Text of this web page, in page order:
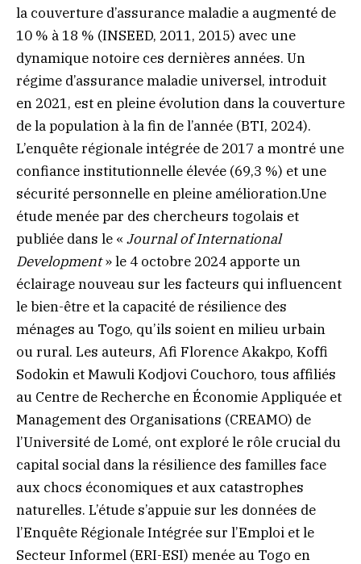
la couverture d’assurance maladie a augmenté de
10 % à 18 % (INSEED, 2011, 2015) avec une
dynamique notoire ces dernières années. Un
régime d’assurance maladie universel, introduit
en 2021, est en pleine évolution dans la couverture
de la population à la fin de l’année (BTI, 2024).
L’enquête régionale intégrée de 2017 a montré une
confiance institutionnelle élevée (69,3 %) et une
sécurité personnelle en pleine amélioration.Une
étude menée par des chercheurs togolais et
publiée dans le « Journal of International
Development» le 4 octobre 2024 apporte un
éclairage nouveau sur les facteurs qui influencent
le bien-être et la capacité de résilience des
ménages au Togo, qu’ils soient en milieu urbain
ou rural. Les auteurs, Afi Florence Akakpo, Koffi
Sodokin et Mawuli Kodjovi Couchoro, tous affiliés
au Centre de Recherche en Économie Appliquée et
Management des Organisations (CREAMO) de
l’Université de Lomé, ont exploré le rôle crucial du
capital social dans la résilience des familles face
aux chocs économiques et aux catastrophes
naturelles. L’étude s’appuie sur les données de
l’Enquête Régionale Intégrée sur l’Emploi et le
Secteur Informel (ERI-ESI) menée au Togo en